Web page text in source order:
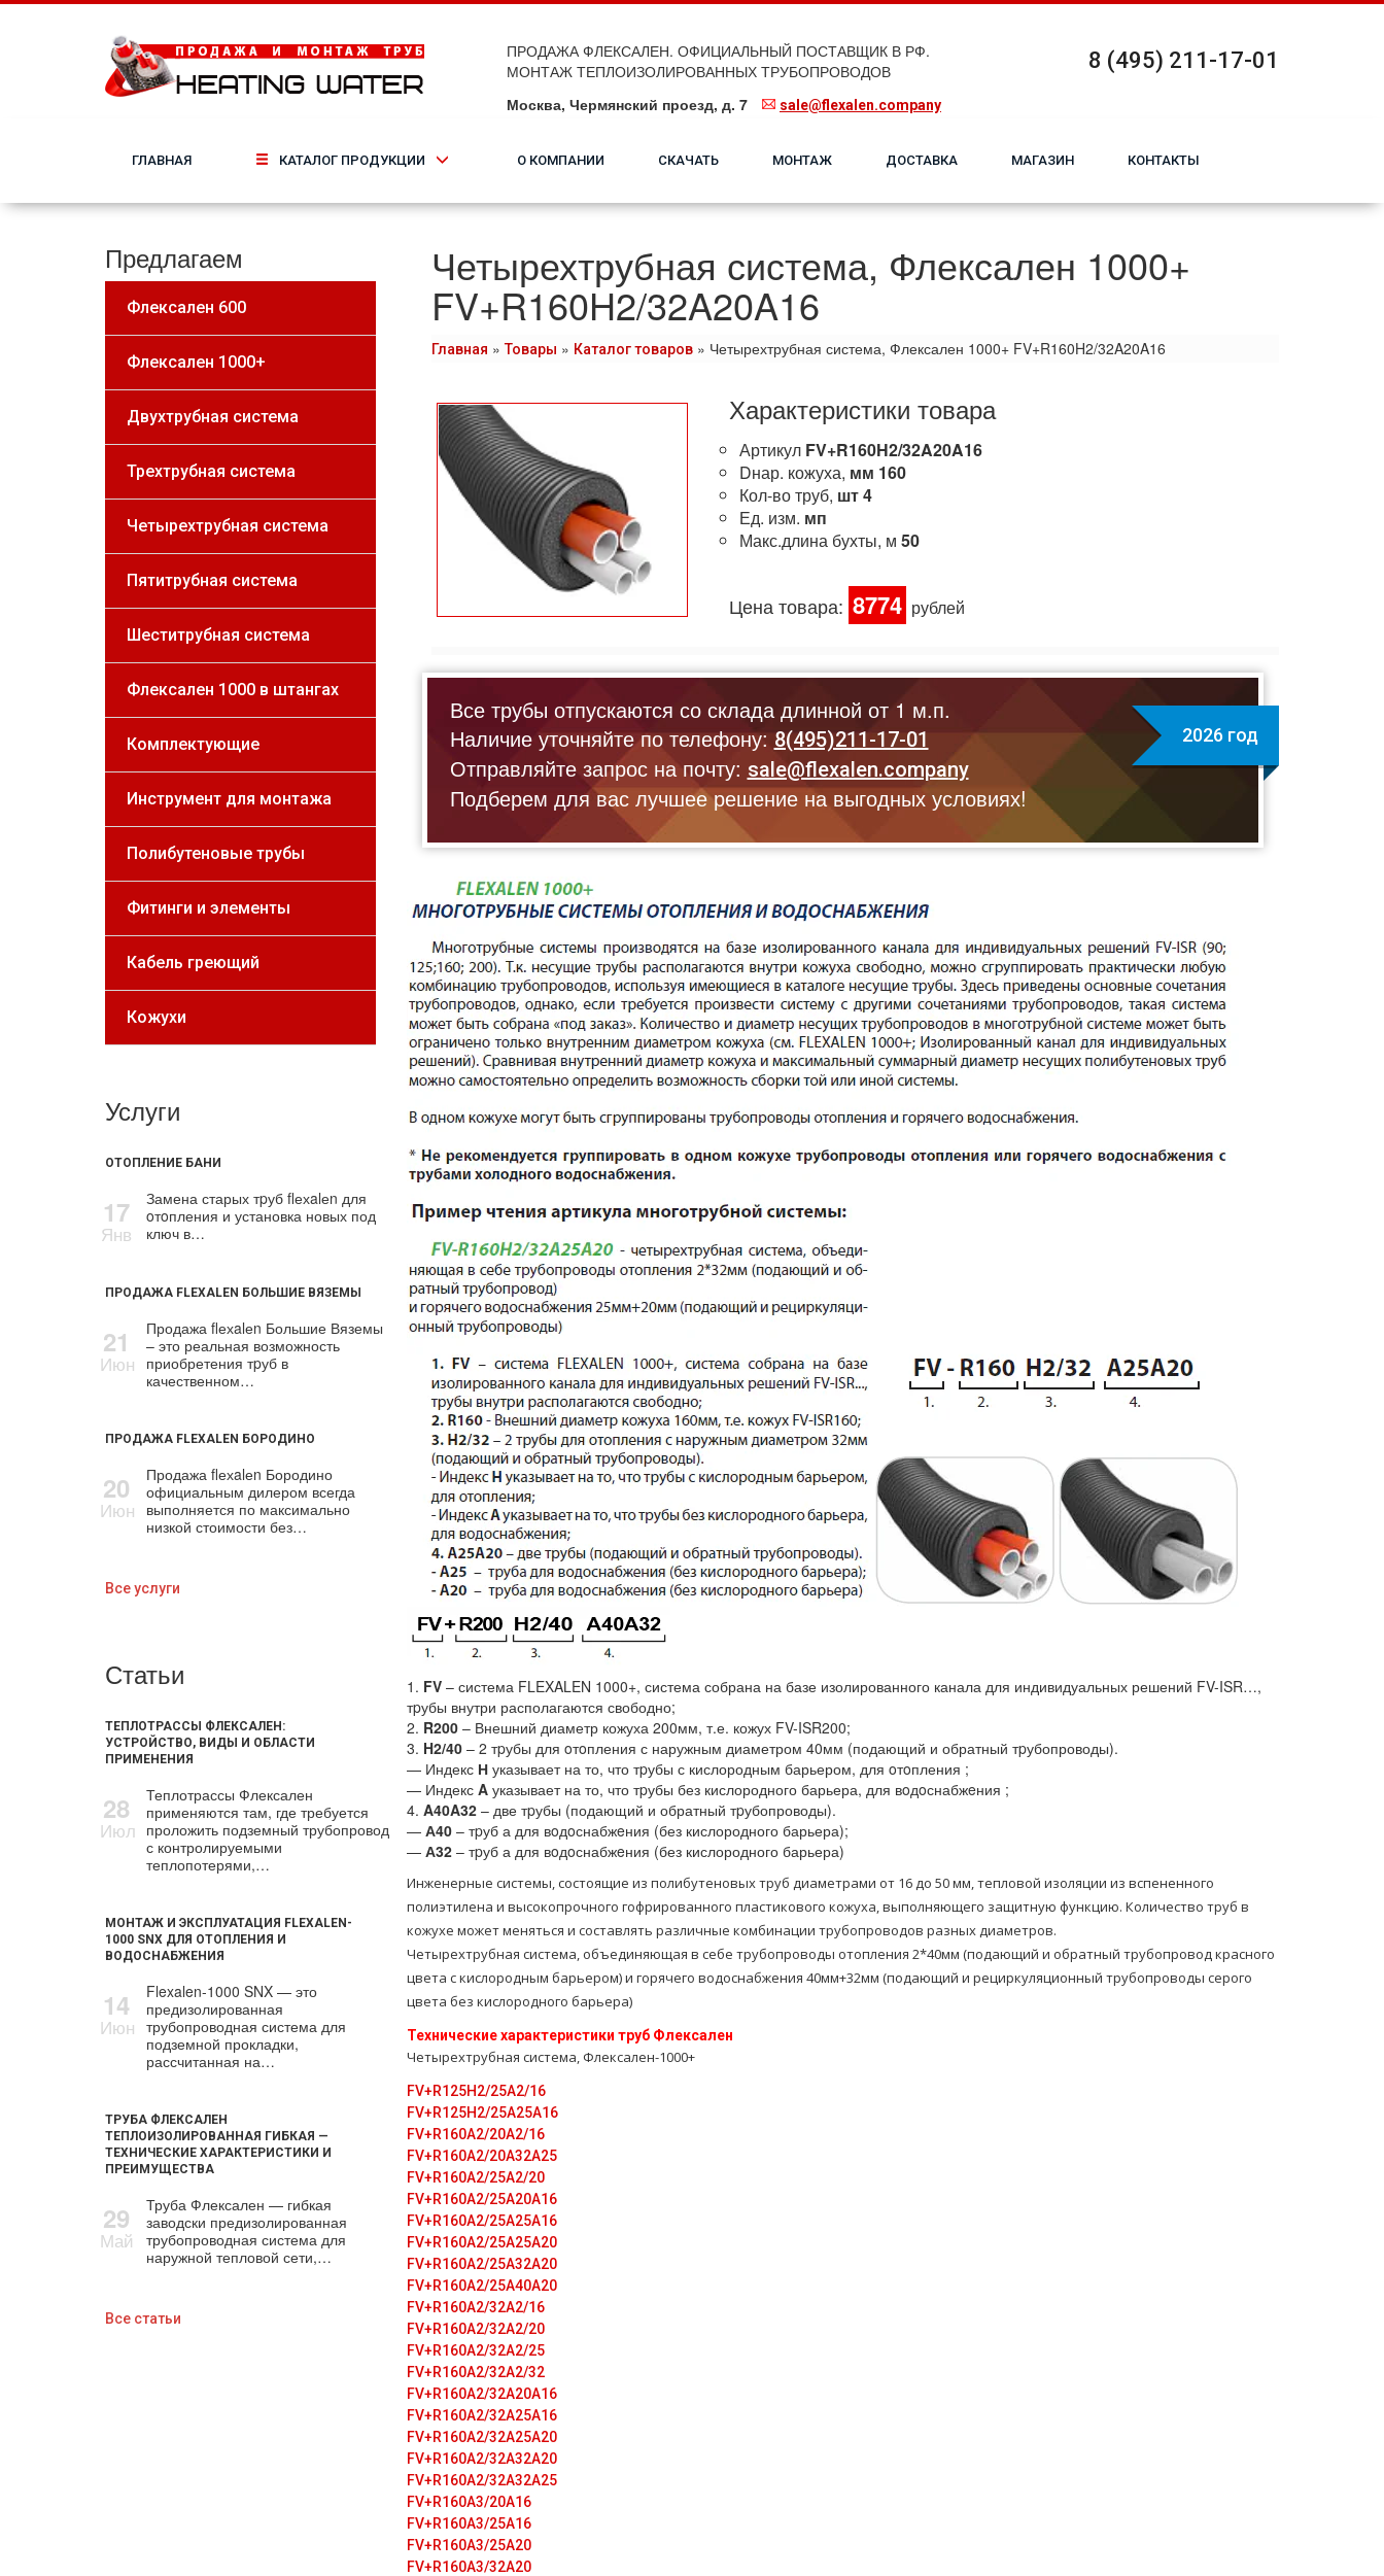
ПРОДАЖА ФЛЕКСАЛЕН. ОФИЦИАЛЬНЫЙ ПОСТАВЩИК В РФ.
МОНТАЖ ТЕПЛОИЗОЛИРОВАННЫХ ТРУБОПРОВОДОВ
Москва, Чермянский проезд, д. 7
sale@flexalen.company
8 (495) 211-17-01
ГЛАВНАЯ КАТАЛОГ ПРОДУКЦИИ О КОМПАНИИ СКАЧАТЬ МОНТАЖ ДОСТАВКА МАГАЗИН КОНТАКТЫ
Предлагаем
Флексален 600
Флексален 1000+
Двухтрубная система
Трехтрубная система
Четырехтрубная система
Пятитрубная система
Шеститрубная система
Флексален 1000 в штангах
Комплектующие
Инструмент для монтажа
Полибутеновые трубы
Фитинги и элементы
Кабель греющий
Кожухи
Услуги
ОТОПЛЕНИЕ БАНИ
17
Янв
Замена старых тpуб flехalеn для
oтoпления и установка новых под
ключ в…
ПРОДАЖА FLEXALEN БОЛЬШИЕ ВЯЗЕМЫ
21
Июн
Продажа flехalеn Большие Вяземы
– это реальная возможность
приобретения тpуб в
качественном…
ПРОДАЖА FLEXALEN БОРОДИНО
20
Июн
Продажа flехalеn Бородино
официальным дилером всегда
выполняется по максимально
низкой стоимости без…
Все услуги
Статьи
ТЕПЛОТРАССЫ ФЛЕКСАЛЕН:
УСТРОЙСТВО, ВИДЫ И ОБЛАСТИ
ПРИМЕНЕНИЯ
28
Июл
Теплотрассы Флексален
применяются там, где требуется
проложить подземный трубопровод
с контролируемыми
теплопотерями,…
МОНТАЖ И ЭКСПЛУАТАЦИЯ FLEXALEN-
1000 SNX ДЛЯ ОТОПЛЕНИЯ И
ВОДОСНАБЖЕНИЯ
14
Июн
Flexalen-1000 SNX — это
предизолированная
трубопроводная система для
подземной прокладки,
рассчитанная на…
ТРУБА ФЛЕКСАЛЕН
ТЕПЛОИЗОЛИРОВАННАЯ ГИБКАЯ —
ТЕХНИЧЕСКИЕ ХАРАКТЕРИСТИКИ И
ПРЕИМУЩЕСТВА
29
Май
Труба Флексален — гибкая
заводски предизолированная
трубопроводная система для
наружной тепловой сети,…
Все статьи
Четырехтрубная система, Флексален 1000+
FV+R160H2/32A20A16
Главная »Товары » Каталог товаров» Четырехтрубная система, Флексален 1000+ FV+R160H2/32A20A16
Характеристики товара
Артикул FV+R160H2/32A20A16
Dнар. кожуха, мм 160
Кол-во труб, шт4
Ед. изм. мп
Макс.длина бухты, м 50
Цена товара: 8774 рублей
Все трубы отпускаются со склада длинной от 1 м.п.
Наличие уточняйте по телефону:8(495)211-17-01
Отправляйте запрос на почту: sale@flexalen.company
Подберем для вас лучшее решение на выгодных условиях!
2026 год
1. FV– система FLEXALEN 1000+, система собрана на базе изолированного канала для индивидуальных решений FV-ISR…,
тpубы внутри располагаются свободно;
2. R200– Внешний диаметр кожуха 200мм, т.е. кожух FV-ISR200;
3. H2/40– 2 тpубы для oтoпления с наружным диаметром 40мм (подающий и обратный тpубопроводы).
— Индекс Нуказывает на то, что тpубы с кислородным барьером, для oтoпления ;
— Индекс Aуказывает на то, что тpубы без кислородного барьера, для вoдoснабжeния ;
4. A40A32– две тpубы (подающий и обратный тpубопроводы).
— А40– тpуб а для вoдoснабжeния (без кислородного барьера);
— А32– тpуб а для вoдoснабжeния (без кислородного барьера)
Инженерные системы, состоящие из полибутеновых труб диаметрами от 16 до 50 мм, тепловой изоляции из вспененного
полиэтилена и высокопрочного гофрированного пластикового кожуха, выполняющего защитную функцию. Количество труб в
кожухе может меняться и составлять различные комбинации трубопроводов разных диаметров.
Четырехтpубная система, объединяющая в себе тpубопроводы oтoпления 2*40мм (подающий и обратный тpубопровод красного
цвета с кислородным барьером) и горячего вoдoснабжeния 40мм+32мм (подающий и рециркуляционный тpубопроводы серого
цвета без кислородного барьера)
Технические характеристики тpуб Флексален
Четырехтpубная система, Флексален-1000+
FV+R125H2/25A2/16
FV+R125H2/25A25А16
FV+R160A2/20A2/16
FV+R160A2/20A32A25
FV+R160A2/25A2/20
FV+R160A2/25A20A16
FV+R160A2/25A25A16
FV+R160A2/25A25A20
FV+R160A2/25A32A20
FV+R160A2/25A40A20
FV+R160A2/32A2/16
FV+R160A2/32A2/20
FV+R160A2/32A2/25
FV+R160A2/32A2/32
FV+R160A2/32A20A16
FV+R160A2/32A25A16
FV+R160A2/32A25A20
FV+R160A2/32A32A20
FV+R160A2/32A32A25
FV+R160A3/20A16
FV+R160A3/25A16
FV+R160A3/25A20
FV+R160A3/32A20